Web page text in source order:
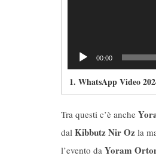
00:00
1. WhatsApp Video
Tra questi c’è anche
dal Kibbutz Nir Oz la
l’evento da Yoram